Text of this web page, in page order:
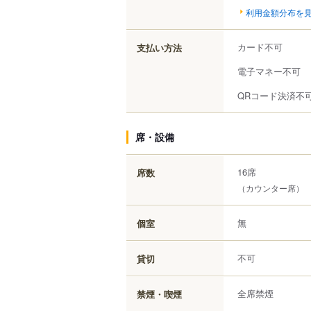
利用金額分布を
支払い方法
カード不可
電子マネー不可
QRコード決済不
席・設備
席数 16席
（カウンター席）
個室 無
貸切 不可
禁煙・喫煙 全席禁煙